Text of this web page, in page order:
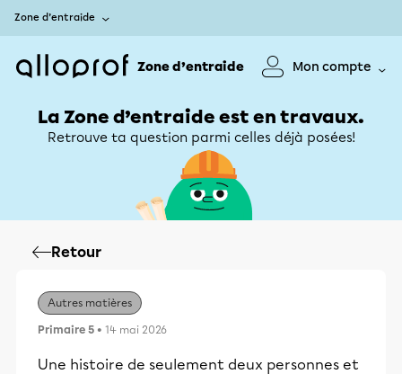
Zone d’entraide
Zone d’entraide Mon compte
La Zone d’entraide est en travaux.
Retrouve ta question parmi celles déjà posées!
Retour
Autres matières
Primaire 5 • 14 mai 2026
Une histoire de seulement deux personnes et